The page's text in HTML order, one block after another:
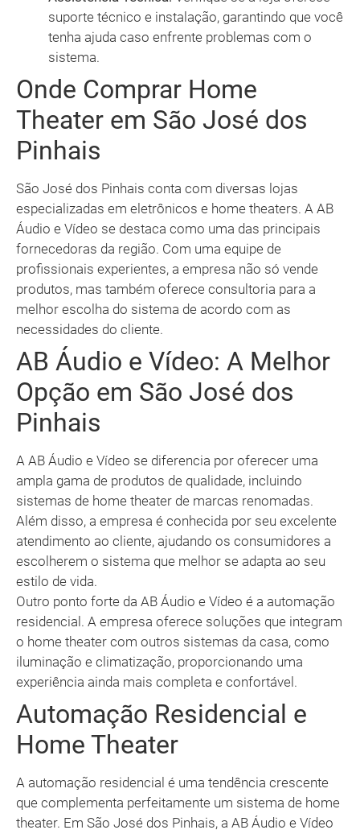
suporte técnico e instalação, garantindo que você
tenha ajuda caso enfrente problemas com o
sistema.
Onde Comprar Home
Theater em São José dos
Pinhais
São José dos Pinhais conta com diversas lojas
especializadas em eletrônicos e home theaters. A AB
Áudio e Vídeo se destaca como uma das principais
fornecedoras da região. Com uma equipe de
profissionais experientes, a empresa não só vende
produtos, mas também oferece consultoria para a
melhor escolha do sistema de acordo com as
necessidades do cliente.
AB Áudio e Vídeo: A Melhor
Opção em São José dos
Pinhais
A AB Áudio e Vídeo se diferencia por oferecer uma
ampla gama de produtos de qualidade, incluindo
sistemas de home theater de marcas renomadas.
Além disso, a empresa é conhecida por seu excelente
atendimento ao cliente, ajudando os consumidores a
escolherem o sistema que melhor se adapta ao seu
estilo de vida.
Outro ponto forte da AB Áudio e Vídeo é a automação
residencial. A empresa oferece soluções que integram
o home theater com outros sistemas da casa, como
iluminação e climatização, proporcionando uma
experiência ainda mais completa e confortável.
Automação Residencial e
Home Theater
A automação residencial é uma tendência crescente
que complementa perfeitamente um sistema de home
theater. Em São José dos Pinhais, a AB Áudio e Vídeo